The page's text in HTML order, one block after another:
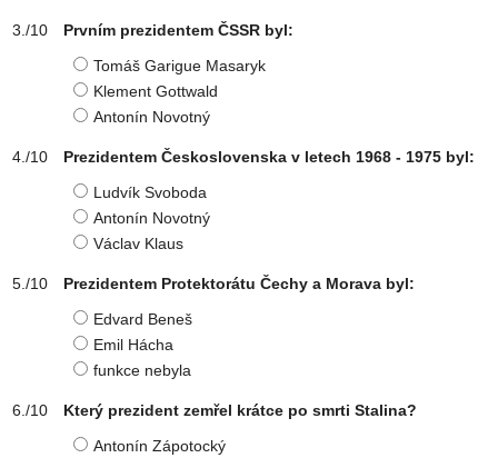
Prvním prezidentem ČSSR byl:
Tomáš Garigue Masaryk
Klement Gottwald
Antonín Novotný
Prezidentem Československa v letech 1968 - 1975 byl:
Ludvík Svoboda
Antonín Novotný
Václav Klaus
Prezidentem Protektorátu Čechy a Morava byl:
Edvard Beneš
Emil Hácha
funkce nebyla
Který prezident zemřel krátce po smrti Stalina?
Antonín Zápotocký